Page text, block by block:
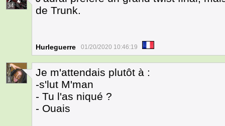
34
de Trunk.
Hurleguerre 01/20/2020 10:46:19
1
Je m'attendais plutôt à :
-s'lut M'man
- Tu l'as niqué ?
- Ouais